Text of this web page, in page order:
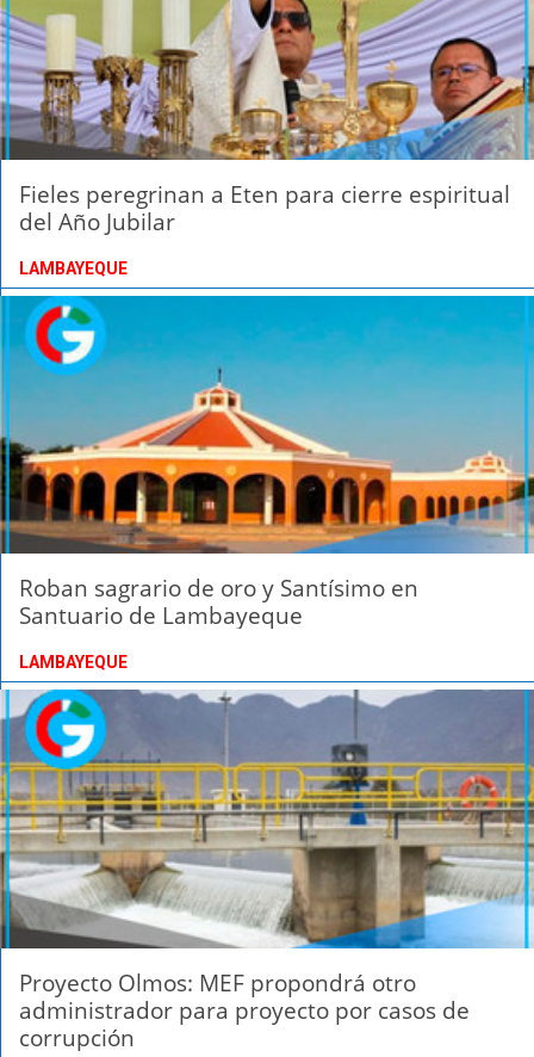
Fieles peregrinan a Eten para cierre espiritual
del Año Jubilar
LAMBAYEQUE
Roban sagrario de oro y Santísimo en
Santuario de Lambayeque
LAMBAYEQUE
Proyecto Olmos: MEF propondrá otro
administrador para proyecto por casos de
corrupción